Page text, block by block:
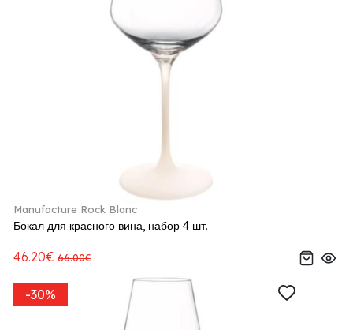
Manufacture Rock Blanc
Бокал для красного вина, набор 4 шт.
46.20€ 66.00€
-30%